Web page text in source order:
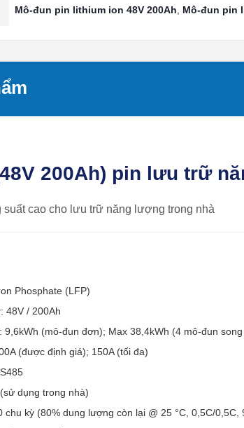
Mô-đun pin lithium ion 48V 200Ah Mô-đun pin
200Ah) pin lưu trữ
suất cao cho lưu trữ năng lượng trong nhà
Phosphate (LFP)
: 48V / 200Ah
: 9,6kWh (mô-đun đơn); Max 38,4kWh (4 mô-đun
(được định giá); 150A (tối đa)
dụng trong nhà)
chu kỳ (80% dung lượng còn lại @ 25 °C, 0,5C/0,5C,